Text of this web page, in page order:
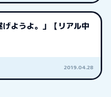
げようよ。」【リアル中
2019.04.28